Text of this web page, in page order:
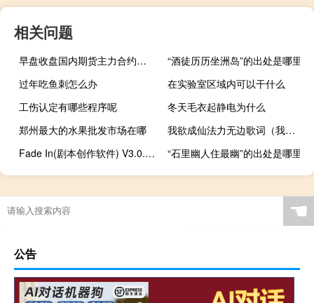
相关问题
早盘收盘国内期货主力合约涨跌互现豆粕、液化石油气（LPG）涨近3%丁二烯橡胶（BR）涨超2%菜粕、低硫燃料油（LU）、棉花涨近2%跌幅方面生猪跌超2%碳酸锂跌近2%尿素、乙二醇（EG）跌超1%
“酒徒历历坐洲岛”的出处是哪里
过年吃鱼刺怎么办
在实验室区域内可以干什么
工伤认定有哪些程序呢
冬天毛衣起静电为什么
郑州最大的水果批发市场在哪
我欲成仙法力无边歌词（我欲成仙法力无边）
Fade In(剧本创作软件) V3.0.578 破解免费版（Fade In(剧本创作软件) V3.0.578 破解免费版功能简介）
“石里幽人住最幽”的出处是哪里
☚
公告